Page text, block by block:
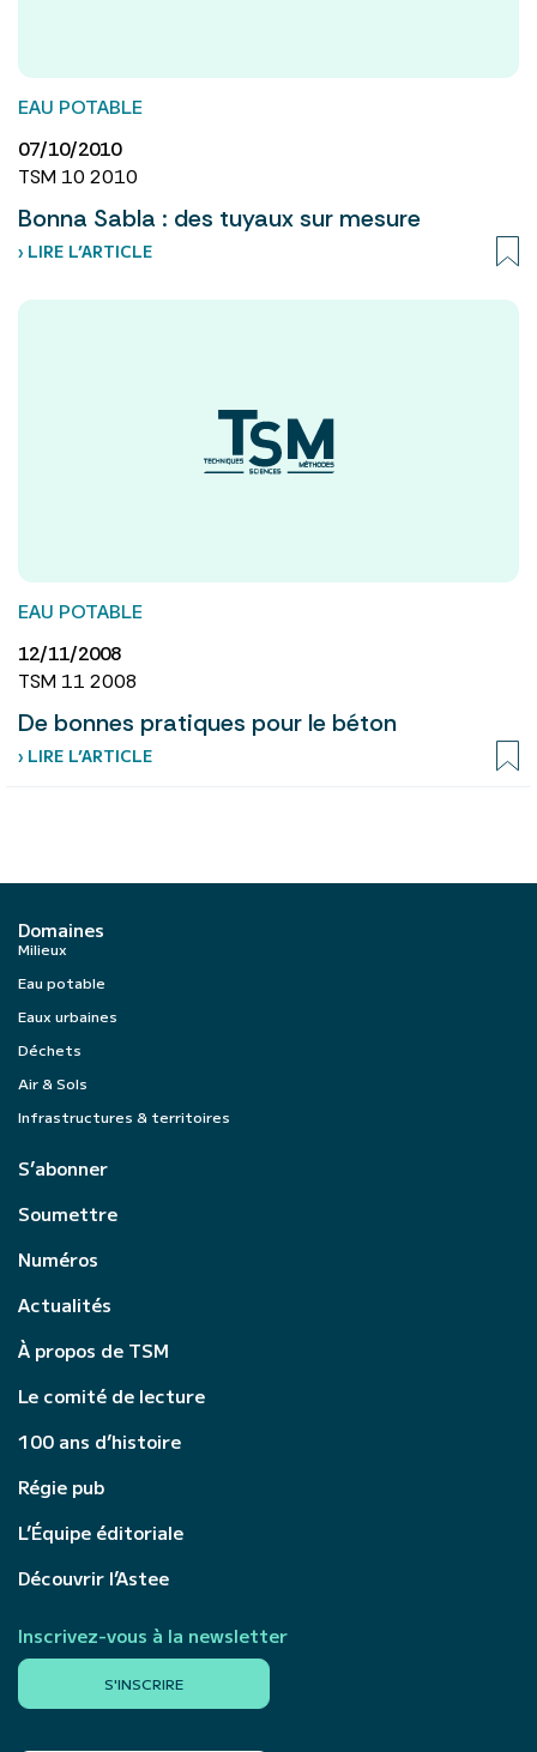
EAU POTABLE
07/10/2010
TSM 10 2010
Bonna Sabla : des tuyaux sur mesure
› LIRE L’ARTICLE
EAU POTABLE
12/11/2008
TSM 11 2008
De bonnes pratiques pour le béton
› LIRE L’ARTICLE
Domaines
Milieux
Eau potable
Eaux urbaines
Déchets
Air & Sols
Infrastructures & territoires
S’abonner
Soumettre
Numéros
Actualités
À propos de TSM
Le comité de lecture
100 ans d’histoire
Régie pub
L’Équipe éditoriale
Découvrir l’Astee
Inscrivez-vous à la newsletter
S'INSCRIRE